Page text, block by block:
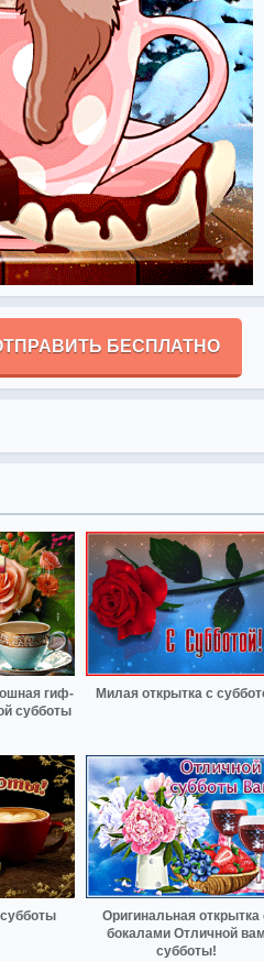
БЕСПЛАТНО
гиф-
субботы
Милая открытка с
Оригинальная открытка
бокалами Отличной вам
субботы!